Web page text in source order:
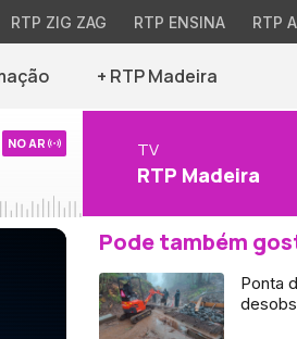
RTP ZIG ZAG RTP ENSINA RTP
+ RTP Madeira
NO AR TV
RTP Madeira
Pode também
Ponta